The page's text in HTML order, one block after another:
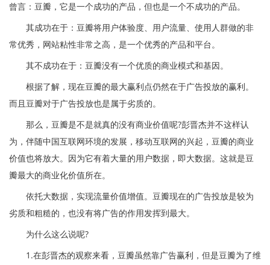
曾言：豆瓣，它是一个成功的产品，但也是一个不成功的产品。
其成功在于：豆瓣将用户体验度、用户流量、使用人群做的非
常优秀，网站粘性非常之高，是一个优秀的产品和平台。
其不成功在于：豆瓣没有一个优质的商业模式和基因。
根据了解，现在豆瓣的最大赢利点仍然在于广告投放的赢利。
而且豆瓣对于广告投放也是属于劣质的。
那么，豆瓣是不是就真的没有商业价值呢?彭晋杰并不这样认
为，伴随中国互联网环境的发展，移动互联网的兴起，豆瓣的商业
价值也将放大。因为它有着大量的用户数据，即大数据。这就是豆
瓣最大的商业化价值所在。
依托大数据，实现流量价值增值。豆瓣现在的广告投放是较为
劣质和粗糙的，也没有将广告的作用发挥到最大。
为什么这么说呢?
1.在彭晋杰的观察来看，豆瓣虽然靠广告赢利，但是豆瓣为了维